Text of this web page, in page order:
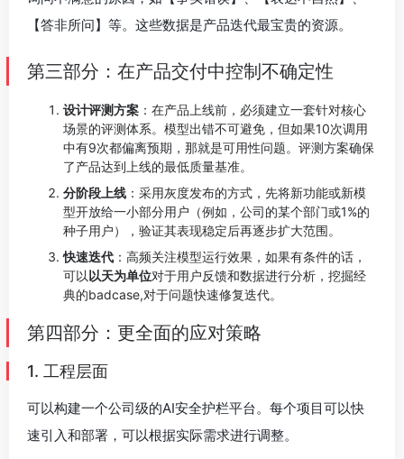
【答非所问】等。这些数据是产品迭代最宝贵的资源。
第三部分：在产品交付中控制不确定性
设计评测方案 ：在产品上线前，必须建立一套针对核心
场景的评测体系。模型出错不可避免，但如果10次调用
中有9次都偏离预期，那就是可用性问题。评测方案确保
了产品达到上线的最低质量基准。
分阶段上线 ：采用灰度发布的方式，先将新功能或新模
型开放给一小部分用户（例如，公司的某个部门或1%的
种子用户），验证其表现稳定后再逐步扩大范围。
快速迭代 ：高频关注模型运行效果，如果有条件的话，
可以以天为单位对于用户反馈和数据进行分析，挖掘经
典的badcase,对于问题快速修复迭代。
第四部分：更全面的应对策略
1. 工程层面
可以构建一个公司级的AI安全护栏平台。每个项目可以快
速引入和部署，可以根据实际需求进行调整。